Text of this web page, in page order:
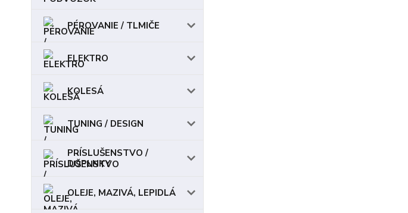
PÉROVANIE / TLMIČE
ELEKTRO
KOLESÁ
TUNING / DESIGN
PRÍSLUŠENSTVO /
DOPLNKY
OLEJE, MAZIVÁ, LEPIDLÁ